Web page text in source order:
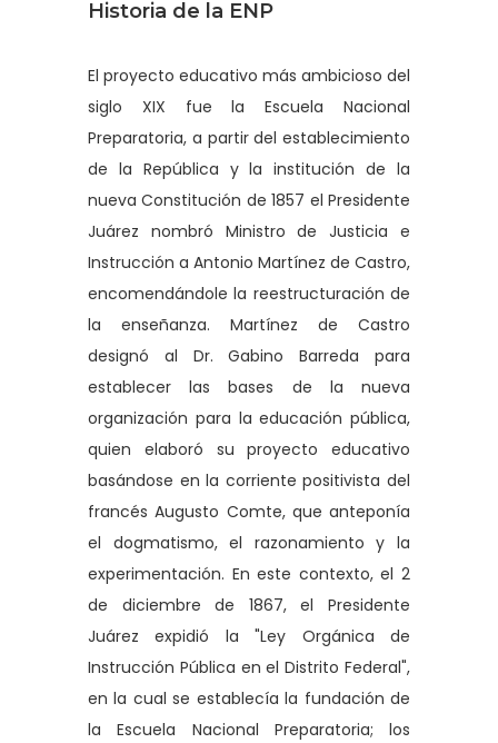
Historia de la ENP
El proyecto educativo más ambicioso del
siglo XIX fue la Escuela Nacional
Preparatoria, a partir del establecimiento
de la República y la institución de la
nueva Constitución de 1857 el Presidente
Juárez nombró Ministro de Justicia e
Instrucción a Antonio Martínez de Castro,
encomendándole la reestructuración de
la enseñanza. Martínez de Castro
designó al Dr. Gabino Barreda para
establecer las bases de la nueva
organización para la educación pública,
quien elaboró su proyecto educativo
basándose en la corriente positivista del
francés Augusto Comte, que anteponía
el dogmatismo, el razonamiento y la
experimentación. En este contexto, el 2
de diciembre de 1867, el Presidente
Juárez expidió la "Ley Orgánica de
Instrucción Pública en el Distrito Federal",
en la cual se establecía la fundación de
la Escuela Nacional Preparatoria; los